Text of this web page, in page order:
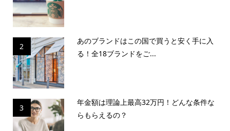
2
あのブランドはこの国で買うと安く手に入
る！全18ブランドをご...
3
年金額は理論上最高32万円！どんな条件な
らもらえるの？